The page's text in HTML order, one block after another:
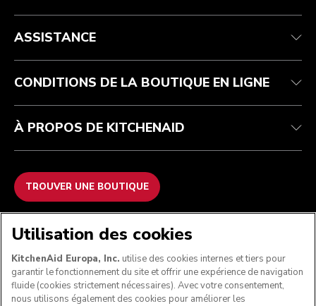
Service après-vente
Garantie et documents
Contactez-nous
Conditions générales de vente
Retours et remboursements
Imprint
ODR
La marque
Trouver une boutique
ASSISTANCE
CONDITIONS DE LA BOUTIQUE EN LIGNE
À PROPOS DE KITCHENAID
TROUVER UNE BOUTIQUE
NOUS ACCEPTONS
SUIVEZ-NOUS
Utilisation des cookies
KitchenAid Europa, Inc. utilise des cookies internes et tiers pour
garantir le fonctionnement du site et offrir une expérience de navigation
fluide (cookies strictement nécessaires). Avec votre consentement,
nous utilisons également des cookies pour améliorer les